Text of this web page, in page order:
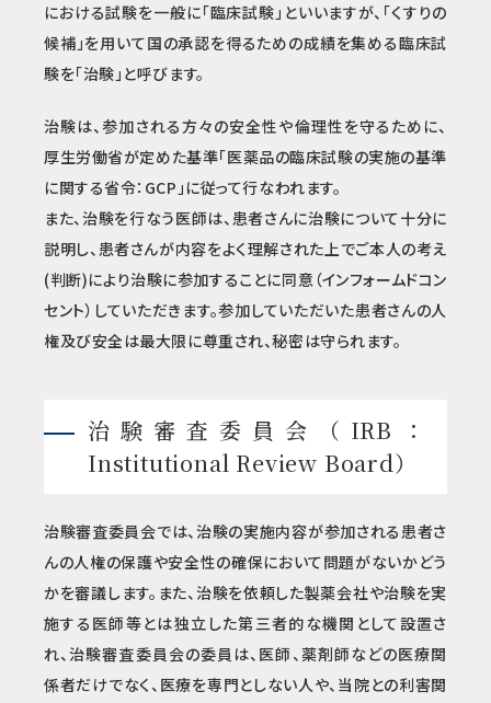
における試験を一般に「臨床試験」といいますが、「くすりの
候補」を用いて国の承認を得るための成績を集める臨床試
験を「治験」と呼びます。
治験は、参加される方々の安全性や倫理性を守るために、
厚生労働省が定めた基準「医薬品の臨床試験の実施の基準
に関する省令：GCP」に従って行なわれます。
また、治験を行なう医師は、患者さんに治験について十分に
説明し、患者さんが内容をよく理解された上でご本人の考え
(判断)により治験に参加することに同意（インフォームドコン
セント）していただきます。参加していただいた患者さんの人
権及び安全は最大限に尊重され、秘密は守られます。
治験審査委員会（IRB：
Institutional Review Board）
治験審査委員会では、治験の実施内容が参加される患者さ
んの人権の保護や安全性の確保において問題がないかどう
かを審議します。また、治験を依頼した製薬会社や治験を実
施する医師等とは独立した第三者的な機関として設置さ
れ、治験審査委員会の委員は、医師、薬剤師などの医療関
係者だけでなく、医療を専門としない人や、当院との利害関